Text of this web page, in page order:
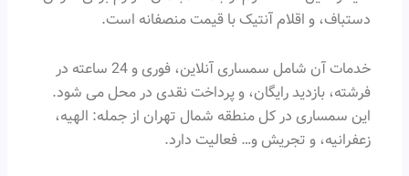
دستباف، و اقلام آنتیک با قیمت منصفانه است.
خدمات آن شامل سمساری آنلاین، فوری و 24 ساعته در
فرشته، بازدید رایگان، و پرداخت نقدی در محل می شود.
این سمساری در کل منطقه شمال تهران از جمله: الهیه،
زعفرانیه، و تجریش و… فعالیت دارد.